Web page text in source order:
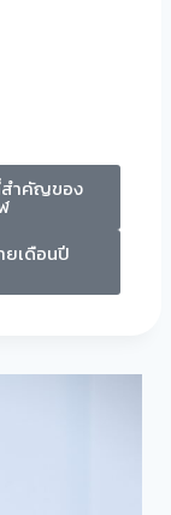
สำคัญของ
ยเดือนปี